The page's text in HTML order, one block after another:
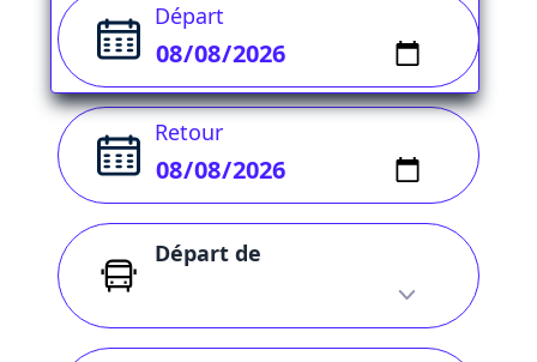
Départ
Retour
Départ de
J'ai compris, merci!